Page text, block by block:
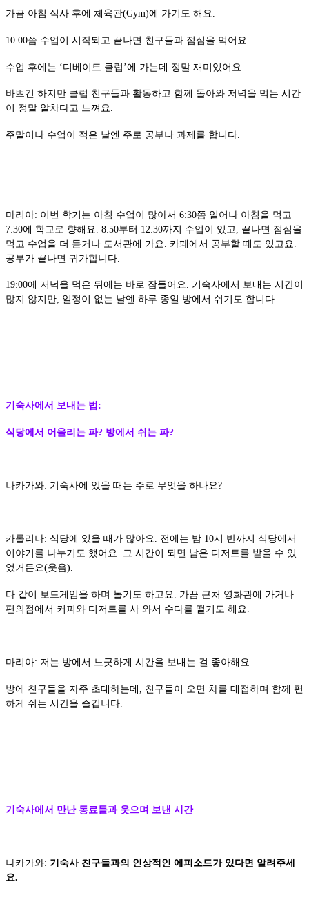
가끔 아침 식사 후에 체육관(Gym)에 가기도 해요.
10:00쯤 수업이 시작되고 끝나면 친구들과 점심을 먹어요.
수업 후에는 ‘디베이트 클럽’에 가는데 정말 재미있어요.
바쁘긴 하지만 클럽 친구들과 활동하고 함께 돌아와 저녁을 먹는 시간
이 정말 알차다고 느껴요.
주말이나 수업이 적은 날엔 주로 공부나 과제를 합니다.
마리아: 이번 학기는 아침 수업이 많아서 6:30쯤 일어나 아침을 먹고
7:30에 학교로 향해요. 8:50부터 12:30까지 수업이 있고, 끝나면 점심을
먹고 수업을 더 듣거나 도서관에 가요. 카페에서 공부할 때도 있고요.
공부가 끝나면 귀가합니다.
19:00에 저녁을 먹은 뒤에는 바로 잠들어요. 기숙사에서 보내는 시간이
많지 않지만, 일정이 없는 날엔 하루 종일 방에서 쉬기도 합니다.
기숙사에서 보내는 법:
식당에서 어울리는 파? 방에서 쉬는 파?
나카가와: 기숙사에 있을 때는 주로 무엇을 하나요?
카롤리나: 식당에 있을 때가 많아요. 전에는 밤 10시 반까지 식당에서
이야기를 나누기도 했어요. 그 시간이 되면 남은 디저트를 받을 수 있
었거든요(웃음).
다 같이 보드게임을 하며 놀기도 하고요. 가끔 근처 영화관에 가거나
편의점에서 커피와 디저트를 사 와서 수다를 떨기도 해요.
마리아: 저는 방에서 느긋하게 시간을 보내는 걸 좋아해요.
방에 친구들을 자주 초대하는데, 친구들이 오면 차를 대접하며 함께 편
하게 쉬는 시간을 즐깁니다.
기숙사에서 만난 동료들과 웃으며 보낸 시간
나카가와: 기숙사 친구들과의 인상적인 에피소드가 있다면 알려주세
요.